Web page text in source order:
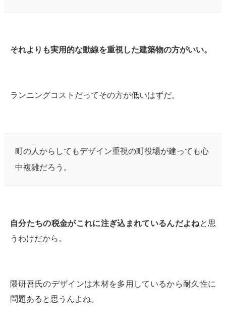
それよりも実用的な動線を重視した建築物の方がいい。
ランニングコストだってその方が低いはずだ。
町の人からしてもデザイン重視の町役場が建っても心
中複雑だろう。
自分たちの税金がこれに注ぎ込まれているんだよねと思
うわけだから。
隈研吾氏のデザインは木材を多用しているから耐久性に
問題あると思うんよね。